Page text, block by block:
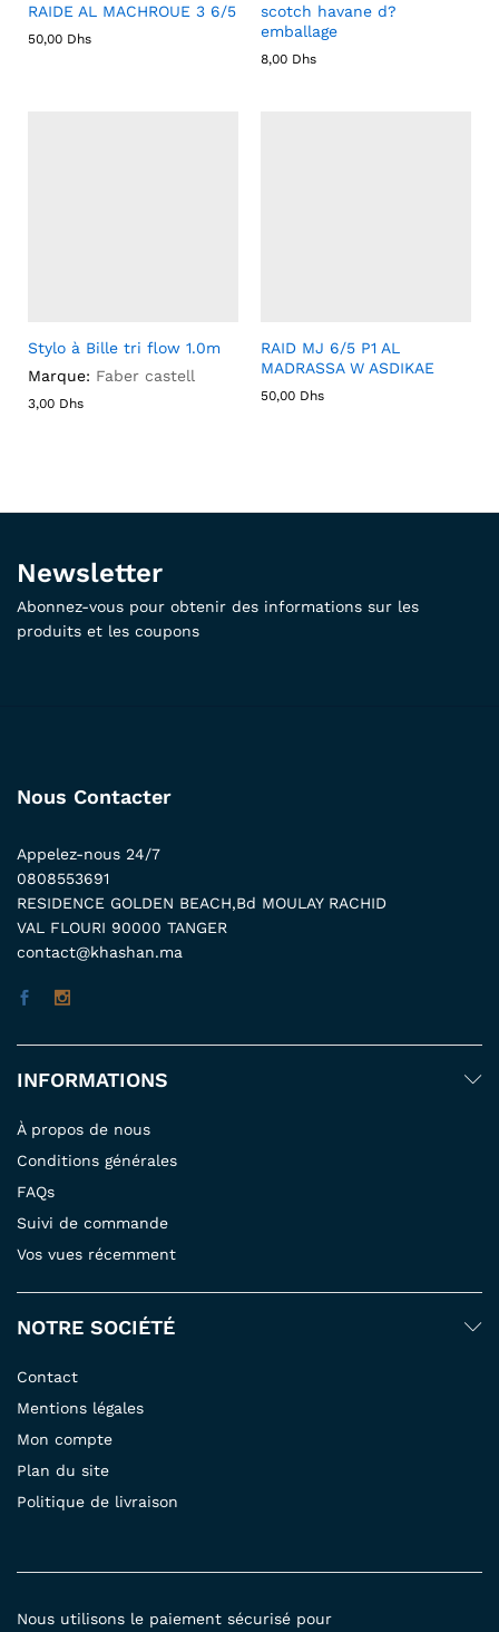
RAIDE AL MACHROUE 3 6/5
50,00 Dhs
scotch havane d?
emballage
8,00 Dhs
Stylo à Bille tri flow 1.0m
Marque: Faber castell
3,00 Dhs
RAID MJ 6/5 P1 AL
MADRASSA W ASDIKAE
50,00 Dhs
Newsletter
Abonnez-vous pour obtenir des informations sur les
produits et les coupons
Nous Contacter
Appelez-nous 24/7
0808553691
RESIDENCE GOLDEN BEACH,Bd MOULAY RACHID
VAL FLOURI 90000 TANGER
contact@khashan.ma
INFORMATIONS
À propos de nous
Conditions générales
FAQs
Suivi de commande
Vos vues récemment
NOTRE SOCIÉTÉ
Contact
Mentions légales
Mon compte
Plan du site
Politique de livraison
Nous utilisons le paiement sécurisé pour